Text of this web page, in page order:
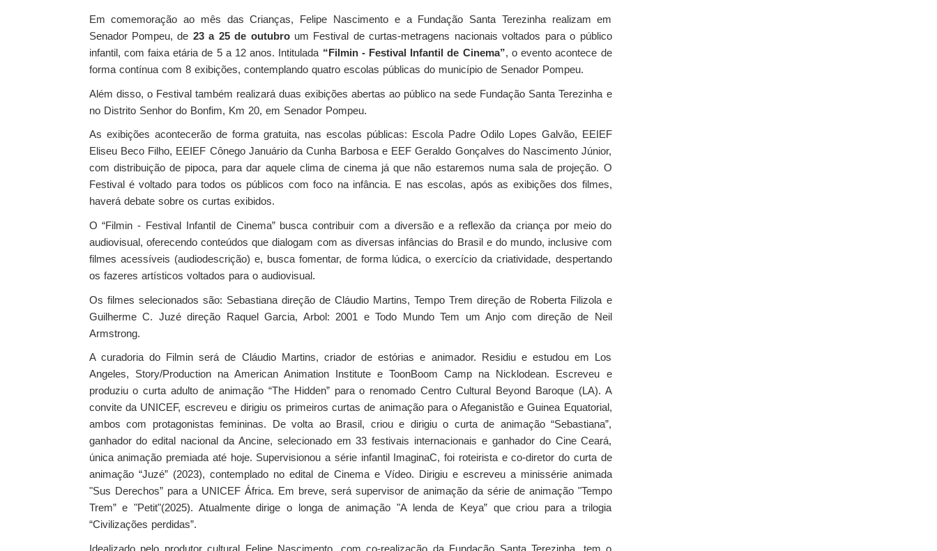
Em comemoração ao mês das Crianças, Felipe Nascimento e a Fundação Santa Terezinha realizam em
Senador Pompeu, de 23 a 25 de outubroum Festival de curtas-metragens nacionais voltados para o público
infantil, com faixa etária de 5 a 12 anos. Intitulada “Filmin - Festival Infantil de Cinema”, o evento acontece de
forma contínua com 8 exibições, contemplando quatro escolas públicas do município de Senador Pompeu.
Além disso, o Festival também realizará duas exibições abertas ao público na sede Fundação Santa Terezinha e
no Distrito Senhor do Bonfim, Km 20, em Senador Pompeu.
As exibições acontecerão de forma gratuita, nas escolas públicas: Escola Padre Odilo Lopes Galvão, EEIEF
Eliseu Beco Filho, EEIEF Cônego Januário da Cunha Barbosa e EEF Geraldo Gonçalves do Nascimento Júnior,
com distribuição de pipoca, para dar aquele clima de cinema já que não estaremos numa sala de projeção. O
Festival é voltado para todos os públicos com foco na infância. E nas escolas, após as exibições dos filmes,
haverá debate sobre os curtas exibidos.
O “Filmin - Festival Infantil de Cinema” busca contribuir com a diversão e a reflexão da criança por meio do
audiovisual, oferecendo conteúdos que dialogam com as diversas infâncias do Brasil e do mundo, inclusive com
filmes acessíveis (audiodescrição) e, busca fomentar, de forma lúdica, o exercício da criatividade, despertando
os fazeres artísticos voltados para o audiovisual.
Os filmes selecionados são: Sebastiana direção de Cláudio Martins, Tempo Trem direção de Roberta Filizola e
Guilherme C. Juzé direção Raquel Garcia, Arbol: 2001 e Todo Mundo Tem um Anjo com direção de Neil
Armstrong.
A curadoria do Filmin será de Cláudio Martins, criador de estórias e animador. Residiu e estudou em Los
Angeles, Story/Production na American Animation Institute e ToonBoom Camp na Nicklodean. Escreveu e
produziu o curta adulto de animação “The Hidden” para o renomado Centro Cultural Beyond Baroque (LA). A
convite da UNICEF, escreveu e dirigiu os primeiros curtas de animação para o Afeganistão e Guinea Equatorial,
ambos com protagonistas femininas. De volta ao Brasil, criou e dirigiu o curta de animação “Sebastiana”,
ganhador do edital nacional da Ancine, selecionado em 33 festivais internacionais e ganhador do Cine Ceará,
única animação premiada até hoje. Supervisionou a série infantil ImaginaC, foi roteirista e co-diretor do curta de
animação “Juzé” (2023), contemplado no edital de Cinema e Vídeo. Dirigiu e escreveu a minissérie animada
"Sus Derechos” para a UNICEF África. Em breve, será supervisor de animação da série de animação "Tempo
Trem” e "Petit"(2025). Atualmente dirige o longa de animação "A lenda de Keya” que criou para a trilogia
“Civilizações perdidas”.